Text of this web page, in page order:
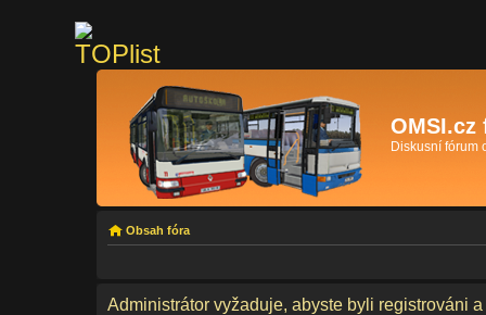
OMSI.cz
Diskusní fórum
Obsah fóra
Administrátor vyžaduje, abyste byli registrováni